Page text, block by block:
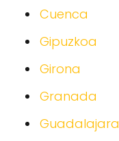
Cuenca
Gipuzkoa
Girona
Granada
Guadalajara